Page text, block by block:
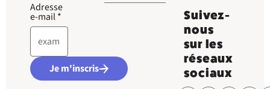
Adresse
e-mail*
Je m'inscris
Suivez-
nous
sur les
réseaux
sociaux